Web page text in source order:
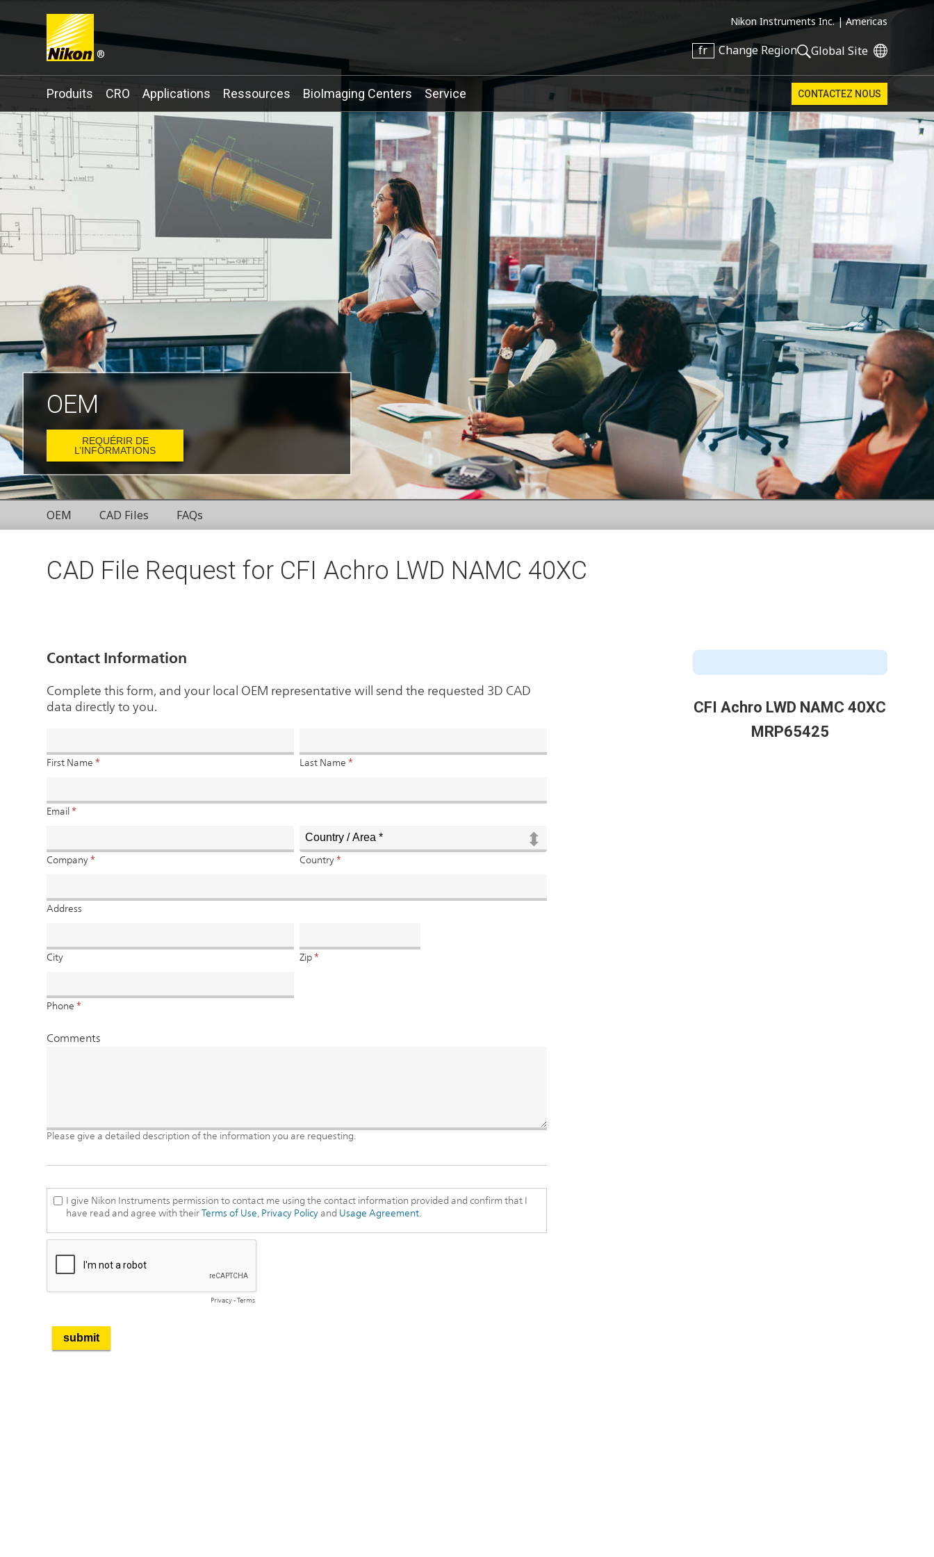
®
Nikon Instruments Inc. | Americas
fr Change Region Global Site
Search keyword(s)
Produits CRO Applications Ressources BioImaging Centers Service CONTACTEZ NOUS
OEM
REQUÉRIR DE
L’INFORMATIONS
OEM CAD Files FAQs
CAD File Request for CFI Achro LWD NAMC 40XC
CFI Achro LWD NAMC 40XC
MRP65425